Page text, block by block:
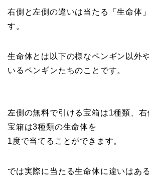
右側と左側の違いは当たる「生命体
す。
生命体とは以下の様なペンギン以外
いるペンギンたちのことです。
左側の無料で引ける宝箱は1種類、
宝箱は3種類の生命体を
1度で当てることができます。
では実際に当たる生命体に違いはあ